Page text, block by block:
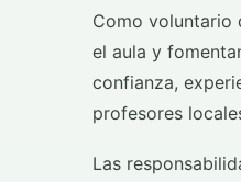
Como voluntario
el aula y
confianza,
profesores
Las